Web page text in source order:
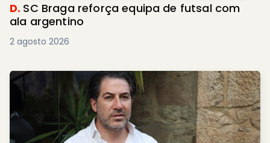
D. SC Braga reforça equipa de futsal com
ala argentino
2 agosto 2026